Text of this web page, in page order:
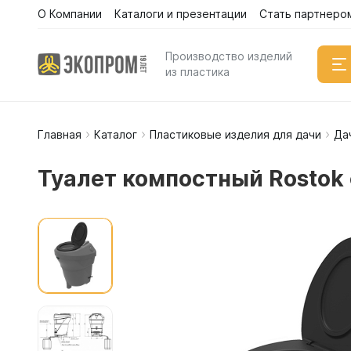
О Компании Каталоги и презентации Стать
Производство изделий
из пластика
Емкости
Емкости
Емкости
Емкости
Главная Каталог Пластиковые изделия для дачи
Туалет компостный